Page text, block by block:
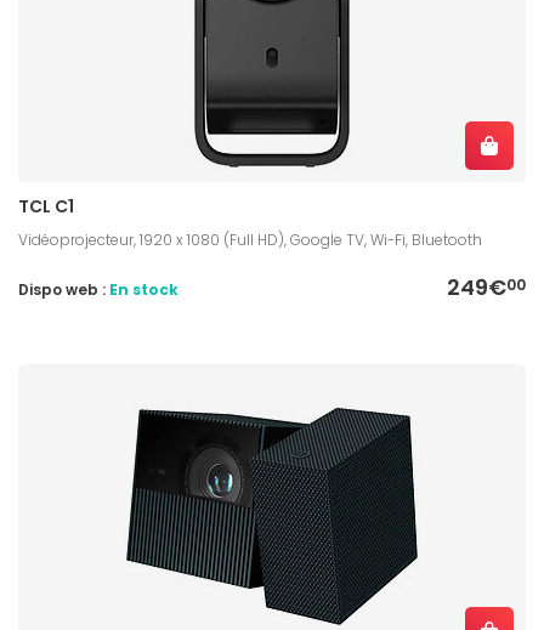
TCL C1
Vidéoprojecteur, 1920 x 1080 (Full HD), Google TV, Wi-Fi, Bluetooth
249€00
Dispo web : En stock